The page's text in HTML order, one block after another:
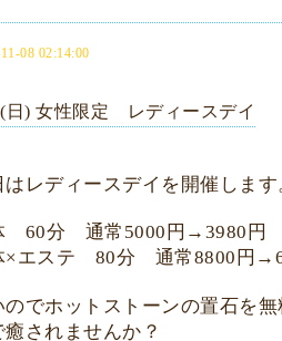
08 02:14:00
日) 女性限定 レディースデイ
はレディースデイを開催します
60分 通常 5000 円 →3980 円
× エステ 80分 通常8800 円
のでホットストーンの置石を
癒されませんか？